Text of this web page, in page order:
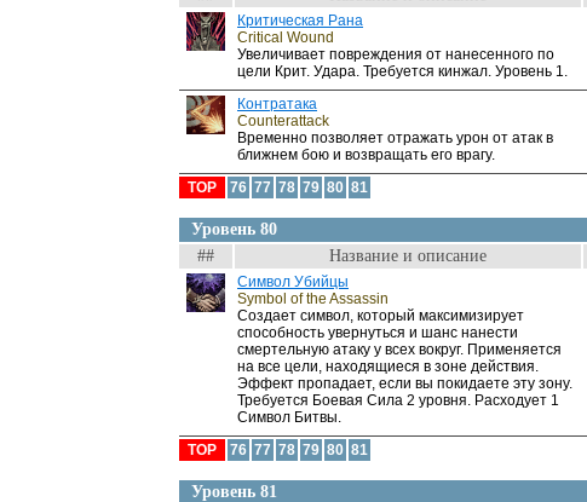
Критическая Рана
Critical Wound
Увеличивает повреждения от нанесенного по
цели Крит. Удара. Требуется кинжал. Уровень 1.
Контратака
Counterattack
Временно позволяет отражать урон от атак в
ближнем бою и возвращать его врагу.
TOP 76 77 78 79 80 81
Уровень 80
##
Название и описание
Символ Убийцы
Symbol of the Assassin
Создает символ, который максимизирует
способность увернуться и шанс нанести
смертельную атаку у всех вокруг. Применяется
на все цели, находящиеся в зоне действия.
Эффект пропадает, если вы покидаете эту зону.
Требуется Боевая Сила 2 уровня. Расходует 1
Символ Битвы.
TOP 76 77 78 79 80 81
Уровень 81